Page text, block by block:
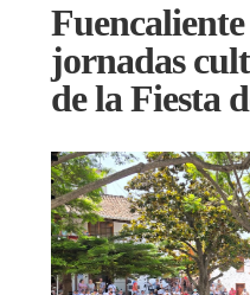
jornadas
de la Fiesta